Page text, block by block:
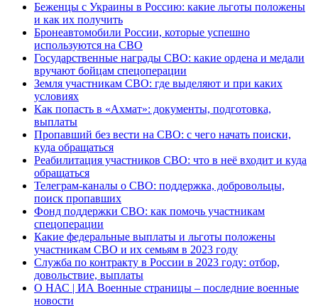
Беженцы с Украины в Россию: какие льготы положены
и как их получить
Бронеавтомобили России, которые успешно
используются на СВО
Государственные награды СВО: какие ордена и медали
вручают бойцам спецоперации
Земля участникам СВО: где выделяют и при каких
условиях
Как попасть в «Ахмат»: документы, подготовка,
выплаты
Пропавший без вести на СВО: с чего начать поиски,
куда обращаться
Реабилитация участников СВО: что в неё входит и куда
обращаться
Телеграм-каналы о СВО: поддержка, добровольцы,
поиск пропавших
Фонд поддержки СВО: как помочь участникам
спецоперации
Какие федеральные выплаты и льготы положены
участникам СВО и их семьям в 2023 году
Служба по контракту в России в 2023 году: отбор,
довольствие, выплаты
О НАС | ИА Военные страницы – последние военные
новости